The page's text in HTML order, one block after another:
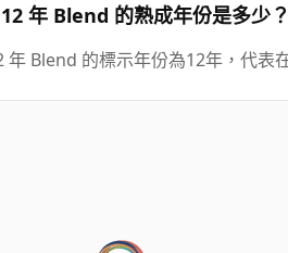
年 Blend 的熟成年份是多少？
Blend 的標示年份為12年，代表